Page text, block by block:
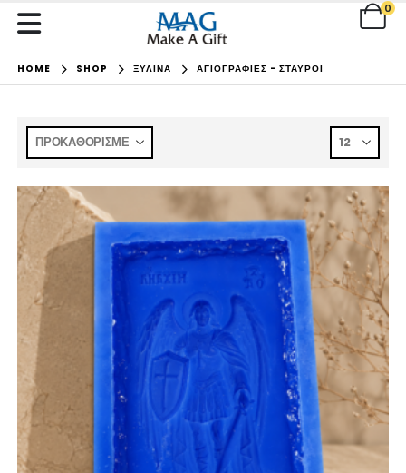
0
HOME SHOP ΞΥΛΙΝΑ ΑΓΙΟΓΡΑΦΙΕΣ - ΣΤΑΥΡΟΙ